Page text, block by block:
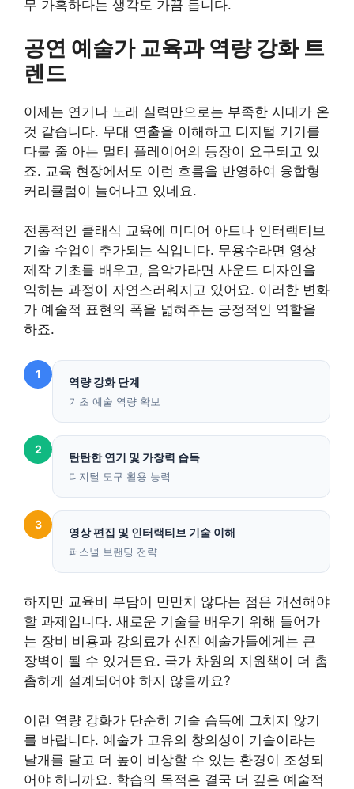
무 가혹하다는 생각도 가끔 듭니다.
공연 예술가 교육과 역량 강화 트
렌드
이제는 연기나 노래 실력만으로는 부족한 시대가 온
것 같습니다. 무대 연출을 이해하고 디지털 기기를
다룰 줄 아는 멀티 플레이어의 등장이 요구되고 있
죠. 교육 현장에서도 이런 흐름을 반영하여 융합형
커리큘럼이 늘어나고 있네요.
전통적인 클래식 교육에 미디어 아트나 인터랙티브
기술 수업이 추가되는 식입니다. 무용수라면 영상
제작 기초를 배우고, 음악가라면 사운드 디자인을
익히는 과정이 자연스러워지고 있어요. 이러한 변화
가 예술적 표현의 폭을 넓혀주는 긍정적인 역할을
하죠.
1
역량 강화 단계
기초 예술 역량 확보
2
탄탄한 연기 및 가창력 습득
디지털 도구 활용 능력
3
영상 편집 및 인터랙티브 기술 이해
퍼스널 브랜딩 전략
하지만 교육비 부담이 만만치 않다는 점은 개선해야
할 과제입니다. 새로운 기술을 배우기 위해 들어가
는 장비 비용과 강의료가 신진 예술가들에게는 큰
장벽이 될 수 있거든요. 국가 차원의 지원책이 더 촘
촘하게 설계되어야 하지 않을까요?
이런 역량 강화가 단순히 기술 습득에 그치지 않기
를 바랍니다. 예술가 고유의 창의성이 기술이라는
날개를 달고 더 높이 비상할 수 있는 환경이 조성되
어야 하니까요. 학습의 목적은 결국 더 깊은 예술적